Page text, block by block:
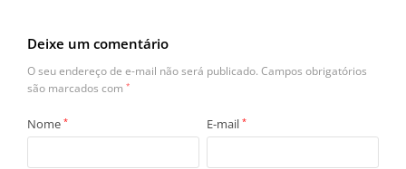
Deixe um comentário
O seu endereço de e-mail não será publicado. Campos obrigatórios
são marcados com *
Nome * E-mail *